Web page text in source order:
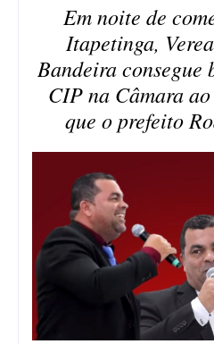
Em noite de
Itapetinga,
Bandeira
CIP na Câmara
que o prefeito